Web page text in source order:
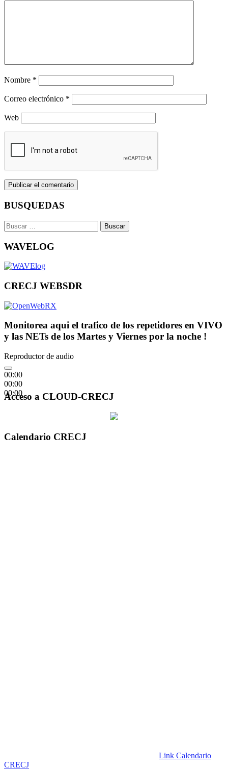
Nombre *
Correo electrónico *
Web
BUSQUEDAS
Buscar:
WAVELOG
CRECJ WEBSDR
Monitorea aqui el trafico de los repetidores en VIVO
y las NETs de los Martes y Viernes por la noche !
Reproductor de audio
00:00
00:00
00:00
Acceso a CLOUD-CRECJ
Calendario CRECJ
Link Calendario
CRECJ